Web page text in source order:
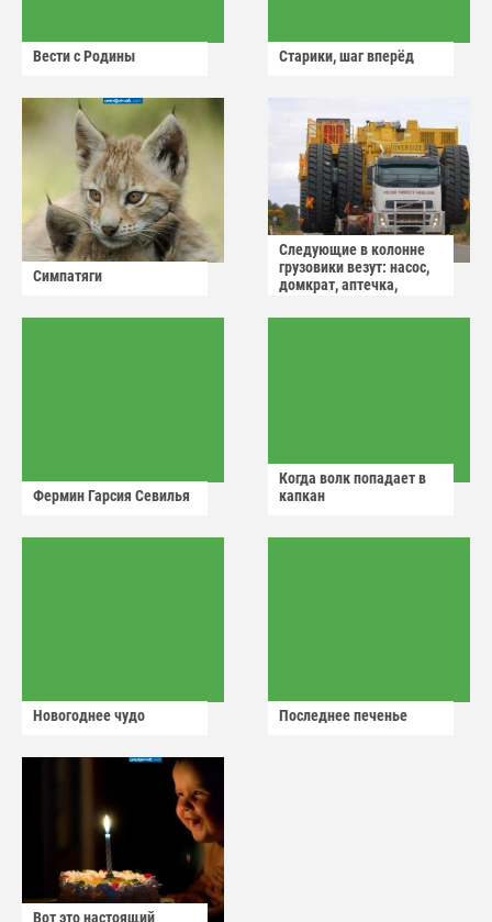
Вести с Родины Старики, шаг вперёд
Симпатяги
Следующие в колонне
грузовики везут: насос,
домкрат, аптечка,
Фермин Гарсия Севилья
Когда волк попадает в
капкан
Новогоднее чудо Последнее печенье
Вот это настоящий